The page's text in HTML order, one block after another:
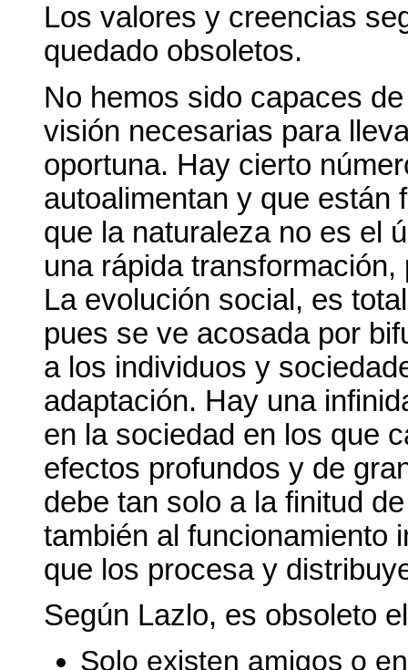
Los valores y creencias
quedado obsoletos.
No hemos sido capaces
visión necesarias para
oportuna. Hay cierto
autoalimentan y que están
que la naturaleza no es el
una rápida
La evolución social, es
pues se ve acosada por
a los individuos y
adaptación. Hay una
en la sociedad en los que
efectos profundos y de
debe tan solo a la finitud
también al funcionamiento
que los procesa y
Según Lazlo, es obsoleto
Solo existen amigos o